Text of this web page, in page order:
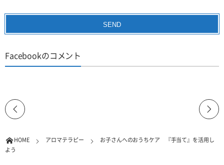
Facebookのコメント
HOME アロマテラピー
お子さんへのおうちケア 『手当て』を活用し
よう